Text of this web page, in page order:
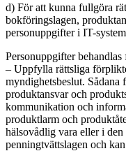
d) För att kunna fullgöra
bokföringslagen,
personuppgifter i IT-
Personuppgifter
– Uppfylla rättsliga
myndighetsbeslut. Sådana
produktansvar och
kommunikation och
produktlarm och
hälsovådlig vara eller i
penningtvättslagen och